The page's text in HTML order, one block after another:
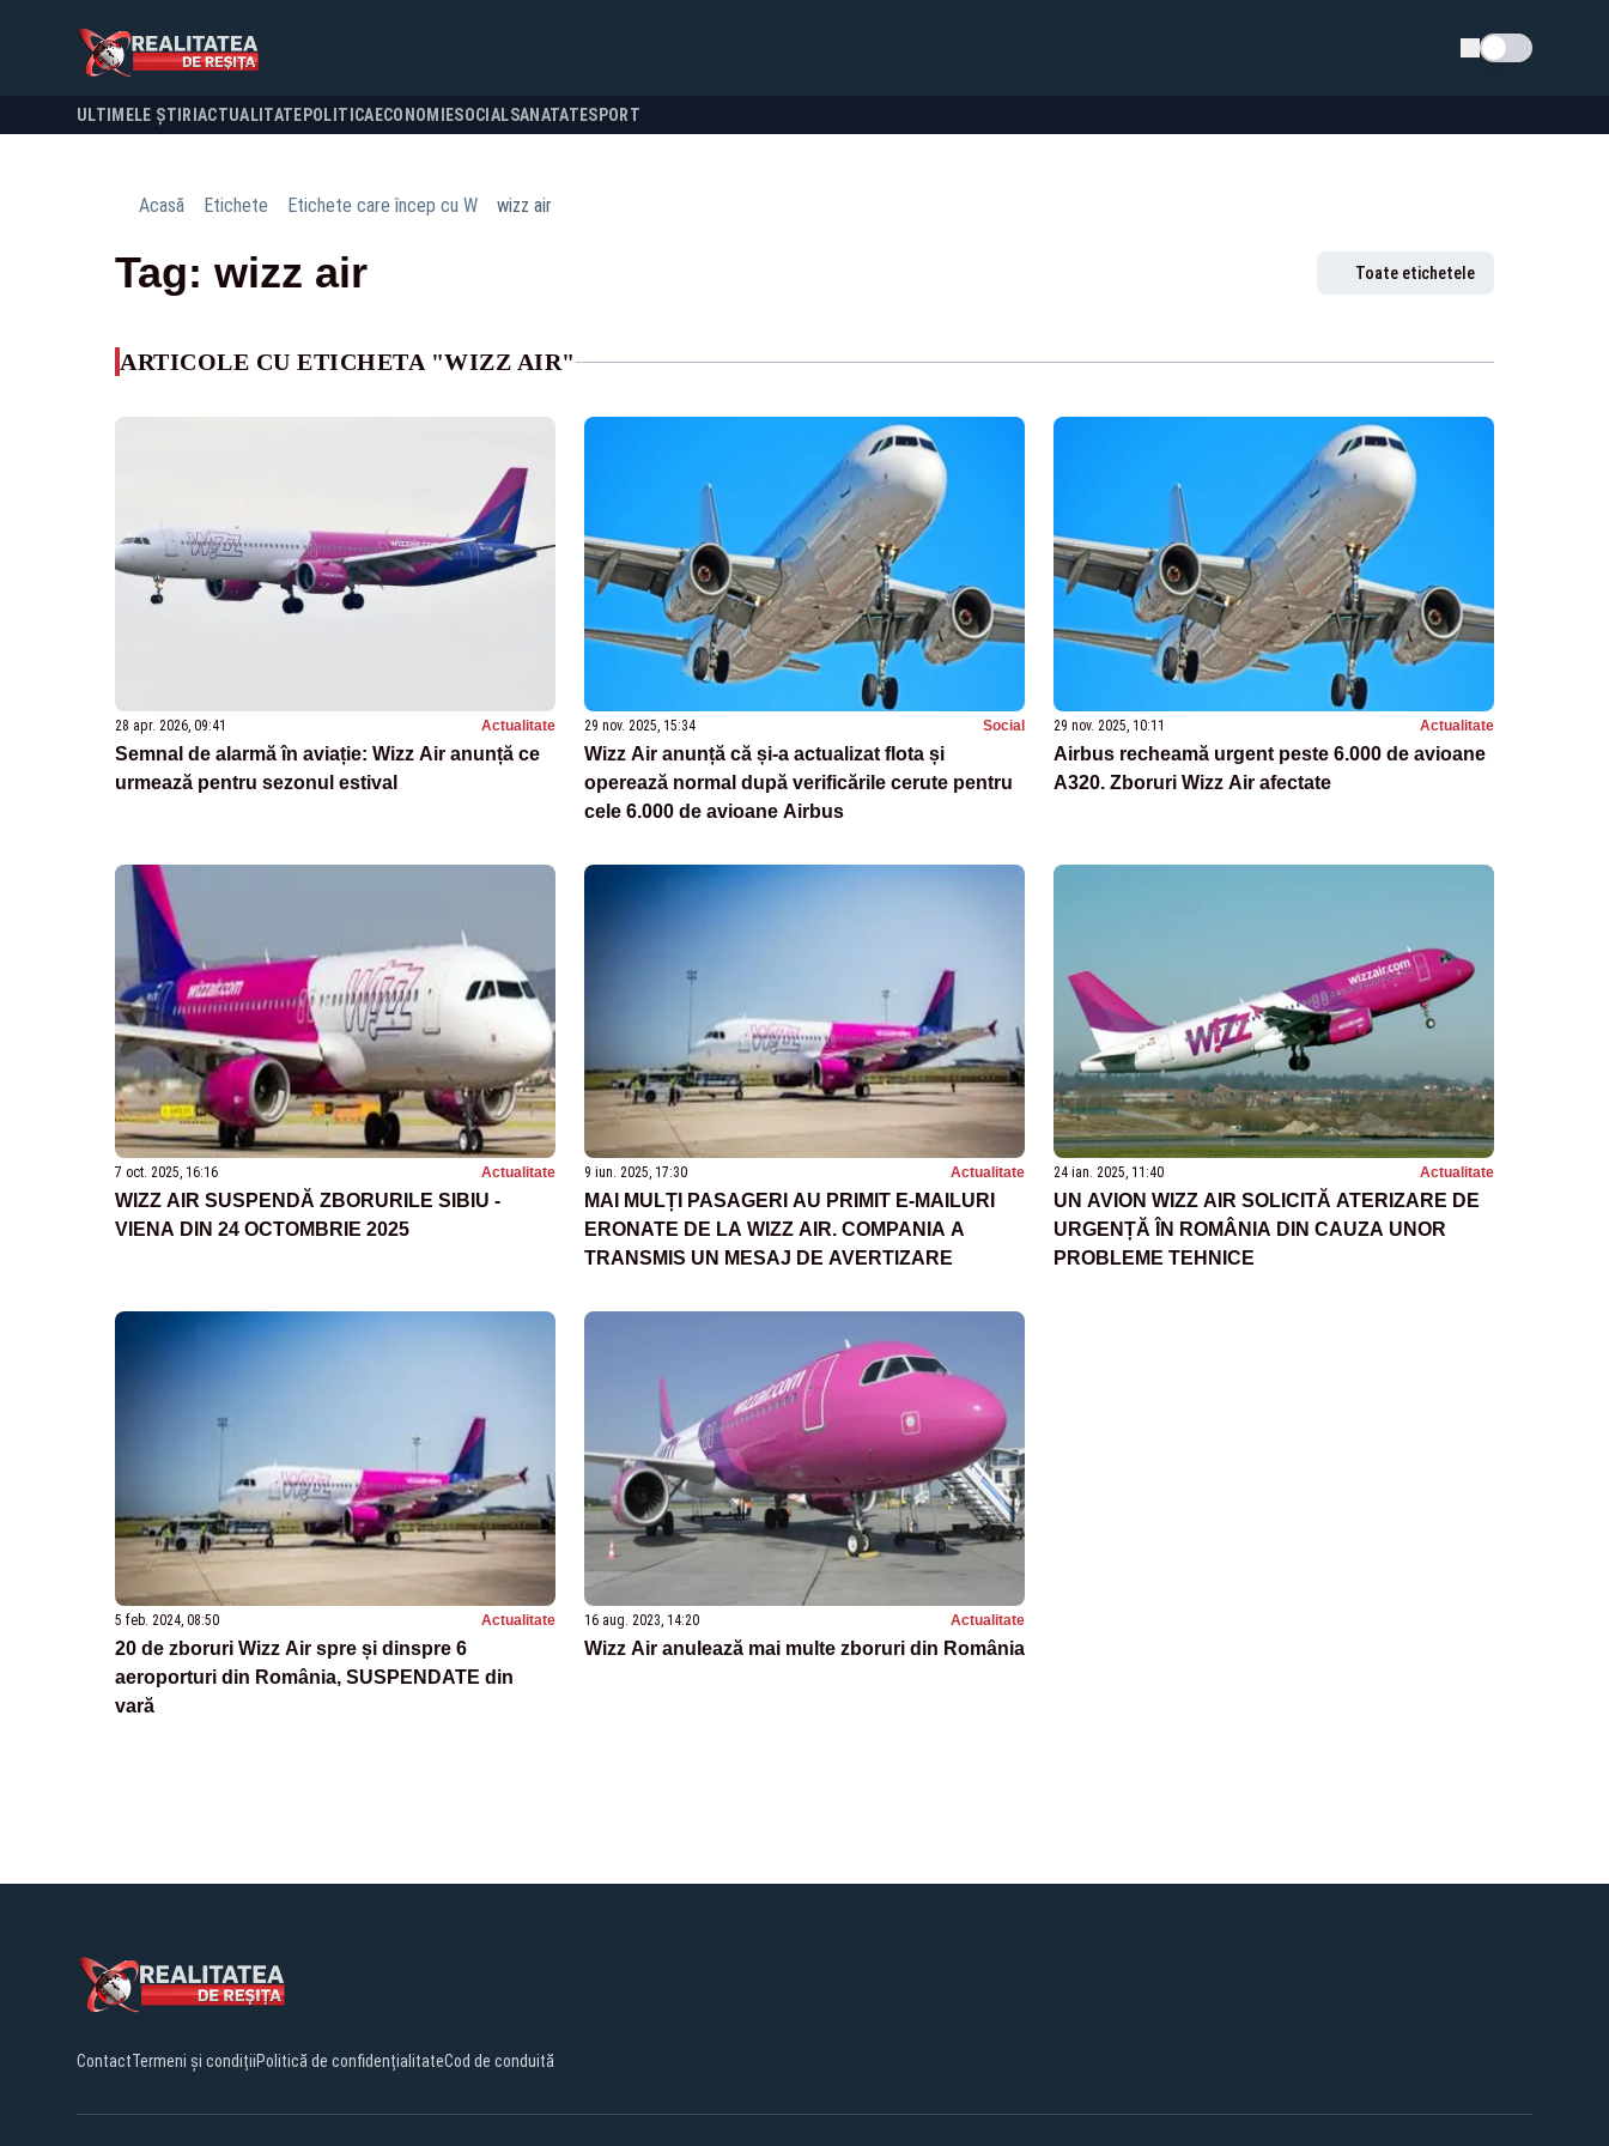
Schimba tema
ULTIMELE ȘTIRI ACTUALITATE POLITICA ECONOMIESOCIALSANATATESPORT
Acasă Etichete Etichete care încep cu W wizz air
Tag: wizz air Toate etichetele
ARTICOLE CU ETICHETA "WIZZ AIR"
28 apr. 2026, 09:41 Actualitate
Semnal de alarmă în aviație: Wizz Air anunță ce
urmează pentru sezonul estival
29 nov. 2025, 15:34 Social
Wizz Air anunță că și-a actualizat flota și
operează normal după verificările cerute pentru
cele 6.000 de avioane Airbus
29 nov. 2025, 10:11 Actualitate
Airbus recheamă urgent peste 6.000 de avioane
A320. Zboruri Wizz Air afectate
7 oct. 2025, 16:16 Actualitate
WIZZ AIR SUSPENDĂ ZBORURILE SIBIU -
VIENA DIN 24 OCTOMBRIE 2025
9 iun. 2025, 17:30 Actualitate
MAI MULȚI PASAGERI AU PRIMIT E-MAILURI
ERONATE DE LA WIZZ AIR. COMPANIA A
TRANSMIS UN MESAJ DE AVERTIZARE
24 ian. 2025, 11:40 Actualitate
UN AVION WIZZ AIR SOLICITĂ ATERIZARE DE
URGENȚĂ ÎN ROMÂNIA DIN CAUZA UNOR
PROBLEME TEHNICE
5 feb. 2024, 08:50 Actualitate
20 de zboruri Wizz Air spre și dinspre 6
aeroporturi din România, SUSPENDATE din
vară
16 aug. 2023, 14:20 Actualitate
Wizz Air anulează mai multe zboruri din România
ContactTermeni și condițiiPolitică de confidențialitateCod de conduită